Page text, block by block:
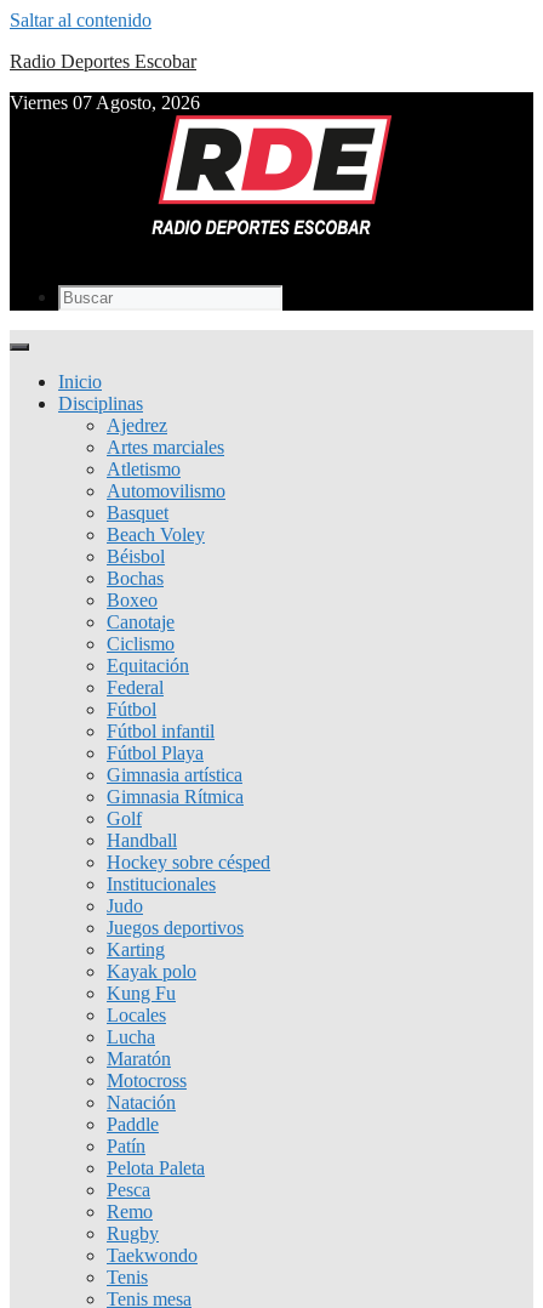
Saltar al contenido
Radio Deportes Escobar
Viernes 07 Agosto, 2026
Inicio
Disciplinas
Ajedrez
Artes marciales
Atletismo
Automovilismo
Basquet
Beach Voley
Béisbol
Bochas
Boxeo
Canotaje
Ciclismo
Equitación
Federal
Fútbol
Fútbol infantil
Fútbol Playa
Gimnasia artística
Gimnasia Rítmica
Golf
Handball
Hockey sobre césped
Institucionales
Judo
Juegos deportivos
Karting
Kayak polo
Kung Fu
Locales
Lucha
Maratón
Motocross
Natación
Paddle
Patín
Pelota Paleta
Pesca
Remo
Rugby
Taekwondo
Tenis
Tenis mesa